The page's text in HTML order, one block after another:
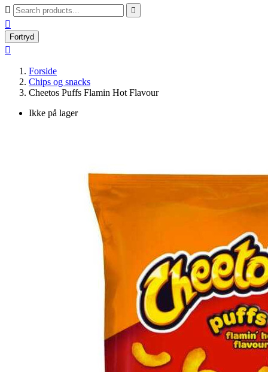
 

Fortryd

Forside
Chips og snacks
Cheetos Puffs Flamin Hot Flavour
Ikke på lager